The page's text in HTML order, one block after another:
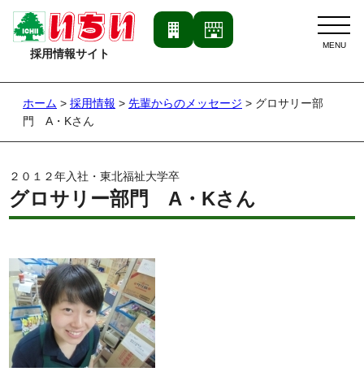
採用情報サイト
ホーム > 採用情報 > 先輩からのメッセージ > グロサリー部
門 A・Kさん
２０１２年入社・東北福祉大学卒
グロサリー部門 A・Kさん